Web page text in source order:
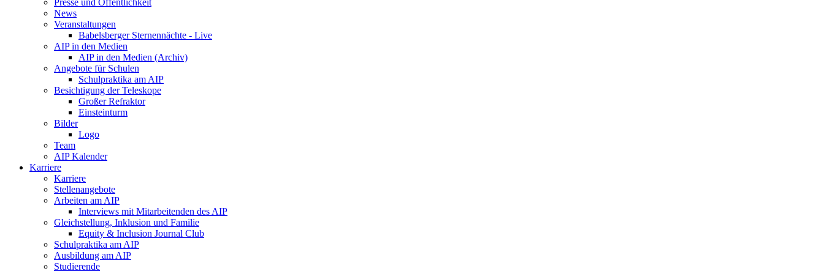
Presse und Öffentlichkeit
News
Veranstaltungen
Babelsberger Sternennächte - Live
AIP in den Medien
AIP in den Medien (Archiv)
Angebote für Schulen
Schulpraktika am AIP
Besichtigung der Teleskope
Großer Refraktor
Einsteinturm
Bilder
Logo
Team
AIP Kalender
Karriere
Karriere
Stellenangebote
Arbeiten am AIP
Interviews mit Mitarbeitenden des AIP
Gleichstellung, Inklusion und Familie
Equity & Inclusion Journal Club
Schulpraktika am AIP
Ausbildung am AIP
Studierende